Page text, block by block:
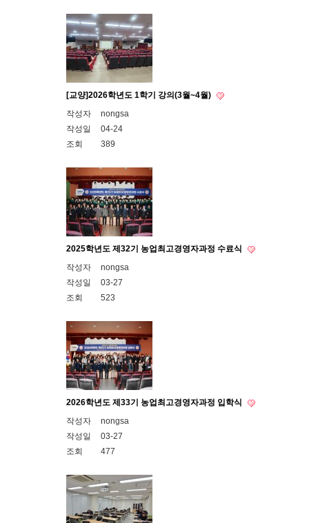
[교양]2026학년도 1학기 강의(3월~4월)
작성자
nongsa
작성일
04-24
조회
389
2025학년도 제32기 농업최고경영자과정 수료식
작성자
nongsa
작성일
03-27
조회
523
2026학년도 제33기 농업최고경영자과정 입학식
작성자
nongsa
작성일
03-27
조회
477